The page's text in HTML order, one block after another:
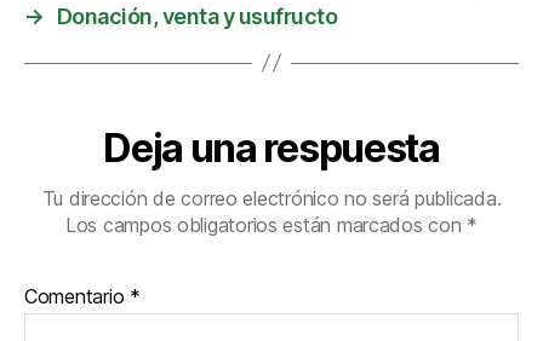
→
Donación, venta y usufructo
Deja una respuesta
Tu dirección de correo electrónico no será publicada.
Los campos obligatorios están marcados con *
Comentario *